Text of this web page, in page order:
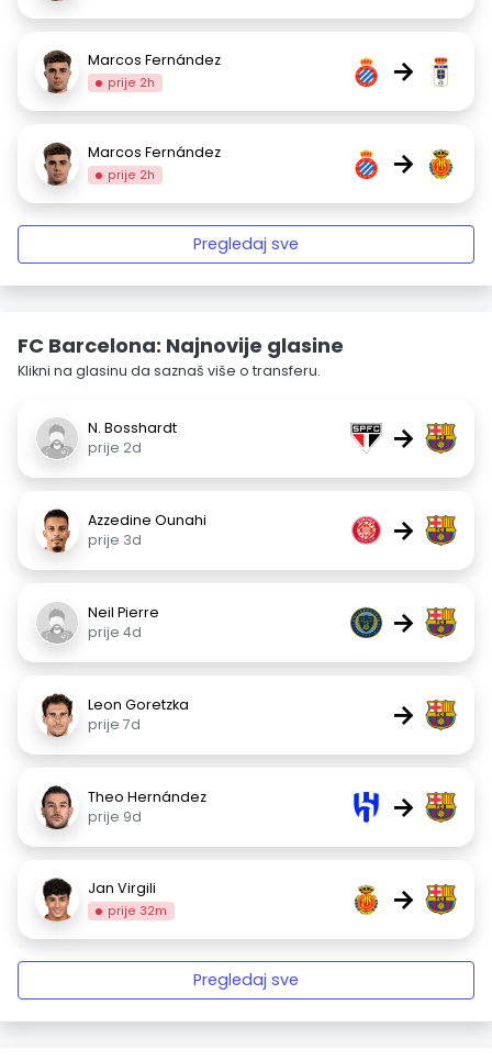
Marcos Fernández
prije 2h →
Marcos Fernández
prije 2h →
Pregledaj sve
FC Barcelona: Najnovije glasine
Klikni na glasinu da saznaš više o transferu.
N. Bosshardt
prije 2d
→
Azzedine Ounahi
prije 3d
→
Neil Pierre
prije 4d
→
Leon Goretzka
prije 7d
→
Theo Hernández
prije 9d
→
Jan Virgili
prije 32m →
Pregledaj sve